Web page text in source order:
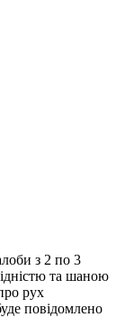
з 2 по 3
та шаною
рух
повідомлено